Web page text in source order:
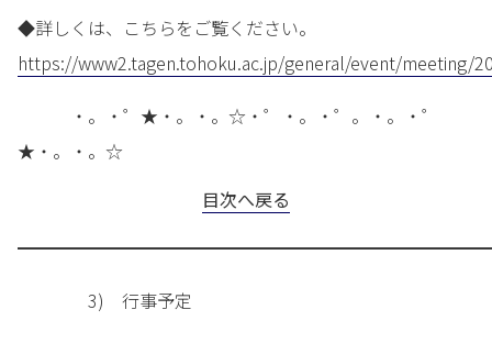
◆詳しくは、こちらをご覧ください。
https://www2.tagen.tohoku.ac.jp/general/event/meeting/
・。・゜★・。・。☆・゜・。・゜。・。・゜
★・。・。☆
目次へ戻る
3) 行事予定